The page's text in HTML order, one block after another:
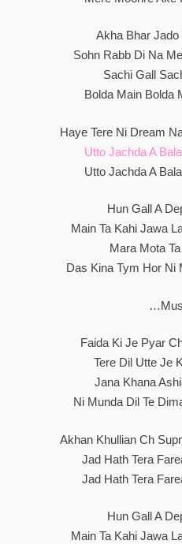
Akha Bhar Jado
Sohn Rabb Di Na
Sachi Gall
Bolda Main Bolda
Haye Tere Ni Dream
Utto Jachda A
Utto Jachda A
Hun Gall A
Main Ta Kahi Jawa
Mara Mota
Das Kina Tym Hor Ni
Faida Ki Je Pyar
Tere Dil Utte Je
Jana Khana
Ni Munda Dil Te
Akhan Khullian Ch
Jad Hath Tera
Jad Hath Tera
Hun Gall A
Main Ta Kahi Jawa